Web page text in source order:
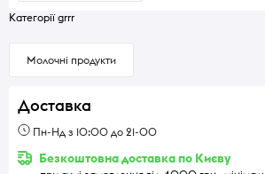
Категорії grrr
Молочні продукти
Доставка
Пн-Нд з 10:00 до 21-00
Безкоштовна доставка по Києву